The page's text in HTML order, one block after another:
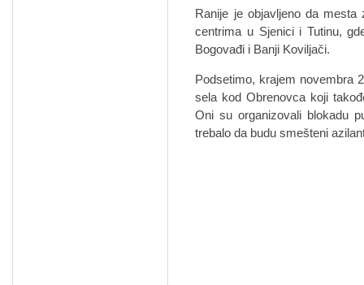
Ranije je objavljeno da
centrima u Sjenici i Tutinu,
Bogovađi i Banji Koviljači.
Podsetimo, krajem novembra
sela kod Obrenovca koji
Oni su organizovali blokadu
trebalo da budu smešteni